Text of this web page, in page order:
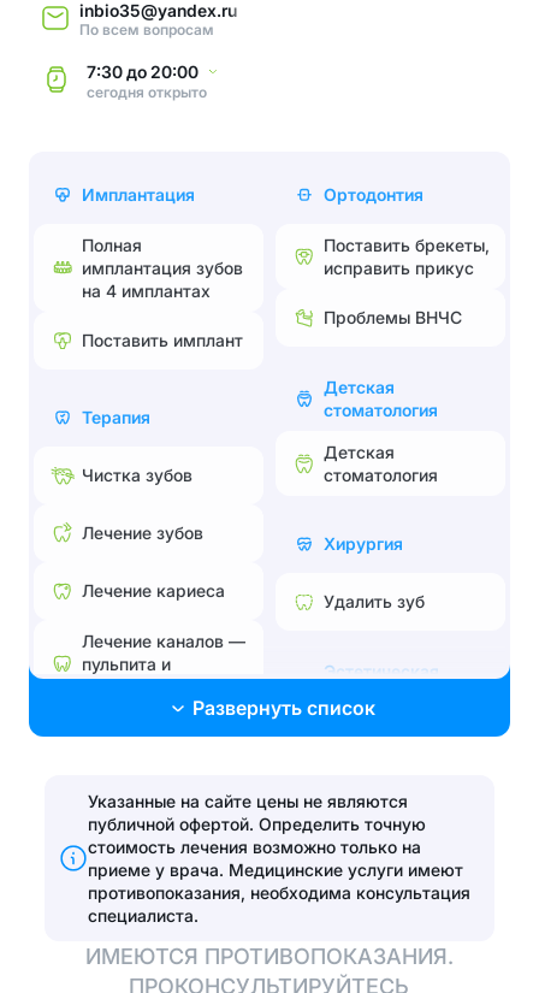
inbio35@yandex.ru
По всем вопросам
7:30до20:00
сегодняоткрыто
Имплантация
Полная
имплантация зубов
на 4 имплантах
Поставить имплант
Терапия
Чистка зубов
Лечение зубов
Лечение кариеса
Лечение каналов —
пульпита и
Лечение
пародонтита
Эстетические
реставрации
Отбелить зубы
Ортодонтия
Поставить брекеты,
исправить прикус
Проблемы ВНЧС
Детская
стоматология
Детская
стоматология
Хирургия
Удалить зуб
Эстетическая
Поставить брекеты,
Эстетические
реставрации
Установить виниры
Развернуть список
Указанные на сайте цены не являются
публичной офертой. Определить точную
стоимость лечения возможно только на
приеме у врача. Медицинские услуги имеют
противопоказания, необходима консультация
специалиста.
ИМЕЮТСЯ ПРОТИВОПОКАЗАНИЯ.
ПРОКОНСУЛЬТИРУЙТЕСЬ